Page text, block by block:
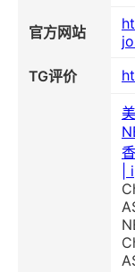
官方网站
TG评价